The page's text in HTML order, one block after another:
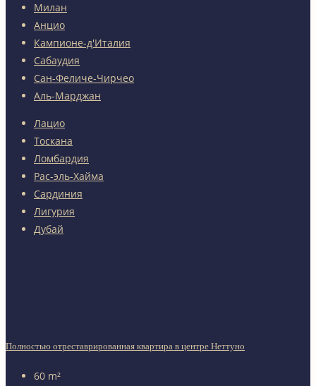
Милан
Анцио
Кампионе-д'Италия
Сабаудия
Сан-Феличе-Чирчео
Аль-Марджан
Лацио
Тоскана
Ломбардия
Рас-эль-Хайма
Сардиния
Лигурия
Дубай
Полностью отреставрированная квартира в центре Неттуно
60 m²